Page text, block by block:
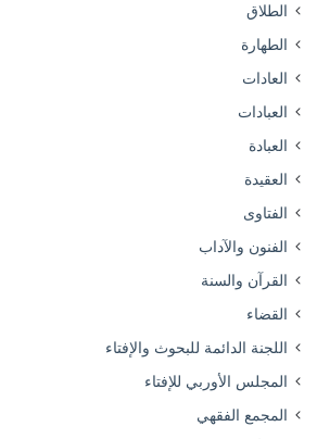
الطلاق
الطهارة
العادات
العبادات
العبادة
العقيدة
الفتاوى
الفنون والآداب
القرآن والسنة
القضاء
اللجنة الدائمة للبحوث والإفتاء
المجلس الأوربي للإفتاء
المجمع الفقهي